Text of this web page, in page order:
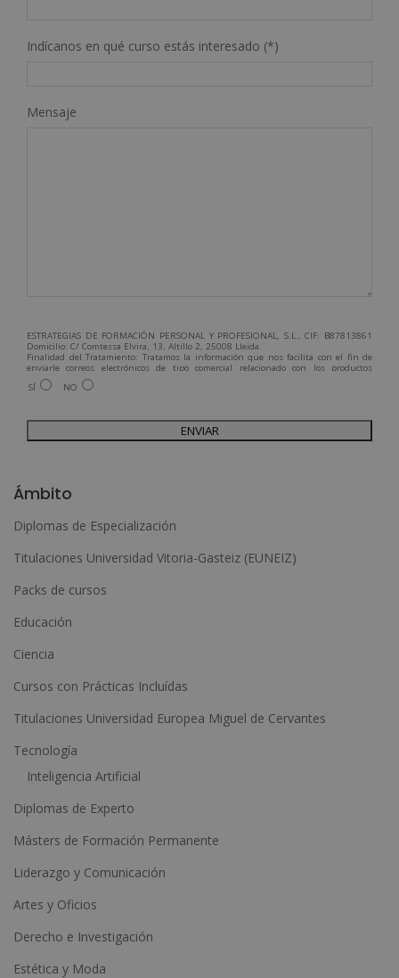
Indícanos en qué curso estás interesado (*)
Mensaje
ESTRATEGIAS DE FORMACIÓN PERSONAL Y PROFESIONAL, S.L., CIF: B87813861
Domicilio: C/ Comtessa Elvira, 13, Altillo 2, 25008 Lleida.
Finalidad del Tratamiento: Tratamos la información que nos facilita con el fin de
enviarle correos electrónicos de tipo comercial relacionado con los productos
ofrecidos y otros tipo de productos que fueran de su interés.
Legitimación del tratamiento: Consentimiento del interesado.
Para más información consulte nuestra Política de Privacidad.
Desea recibir información comercial (vía telefónica y/o email):
SÍ NO
e
r
n
i
v
e
Ámbito
Diplomas de Especialización
Titulaciones Universidad Vitoria-Gasteiz (EUNEIZ)
Packs de cursos
Educación
Ciencia
Cursos con Prácticas Incluídas
Titulaciones Universidad Europea Miguel de Cervantes
Tecnología
Inteligencia Artificial
Diplomas de Experto
Másters de Formación Permanente
Liderazgo y Comunicación
Artes y Oficios
Derecho e Investigación
Estética y Moda